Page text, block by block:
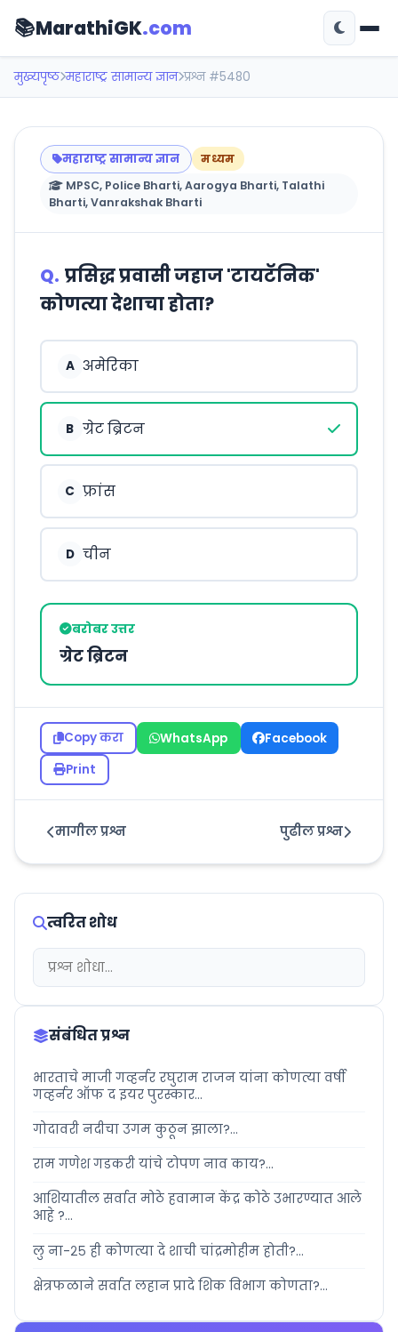
📚MarathiGK.com
मुख्यपृष्ठ महाराष्ट्र सामान्य ज्ञान प्रश्न #5480
महाराष्ट्र सामान्य ज्ञान
मध्यम
MPSC, Police Bharti, Aarogya Bharti, Talathi
Bharti, Vanrakshak Bharti
Q. प्रसिद्ध प्रवासी जहाज 'टायटॅनिक'
कोणत्या देशाचा होता?
A अमेरिका
B ग्रेट ब्रिटन
C फ्रांस
D चीन
बरोबर उत्तर
ग्रेट ब्रिटन
Copy करा WhatsApp
Facebook
Print
मागील प्रश्न पुढील प्रश्न
त्वरित शोध
संबंधित प्रश्न
भारताचे माजी गव्हर्नर रघुराम राजन यांना कोणत्या वर्षी
गव्हर्नर ऑफ द इयर पुरस्कार...
गोदावरी नदीचा उगम कुठून झाला?...
राम गणेश गडकरी यांचे टोपण नाव काय?...
आशियातील सर्वात मोठे हवामान केंद्र कोठे उभारण्यात आले
आहे ?...
लु ना-२५ ही कोणत्या दे शाची चांद्रमोहीम होती?...
क्षेत्रफळाने सर्वात लहान प्रादे शिक विभाग कोणता?...